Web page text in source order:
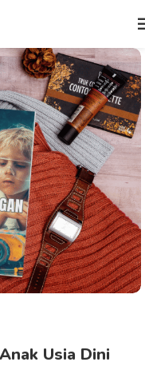
Usia Dini